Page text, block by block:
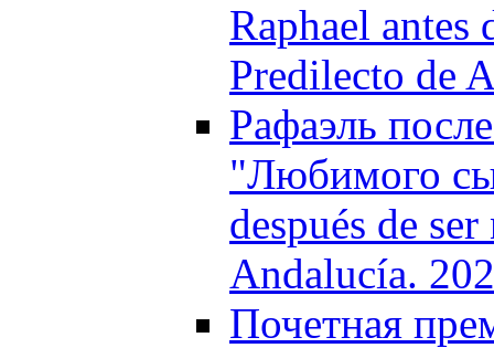
Raphael antes
Predilecto de
Рафаэль
"Любимого
después de
Andalucía.
Почетная